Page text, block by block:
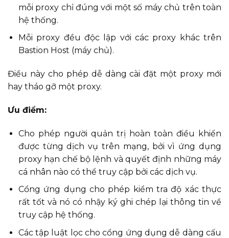
mỗi proxy chỉ đúng với một số máy chủ trên toàn
hệ thống.
Mỗi proxy đều độc lập với các proxy khác trên
Bastion Host (máy chủ).
Điều này cho phép dễ dàng cài đặt một proxy mới
hay tháo gỡ một proxy.
Ưu điểm:
Cho phép người quản trị hoàn toàn điều khiển
được từng dịch vụ trên mạng, bởi vì ứng dụng
proxy hạn chế bộ lệnh và quyết định những máy
cá nhân nào có thể truy cập bởi các dịch vụ.
Cổng ứng dụng cho phép kiểm tra độ xác thực
rất tốt và nó có nhậy ký ghi chép lại thông tin về
truy cập hệ thống.
Các tập luật lọc cho cổng ứng dụng dễ dàng cấu